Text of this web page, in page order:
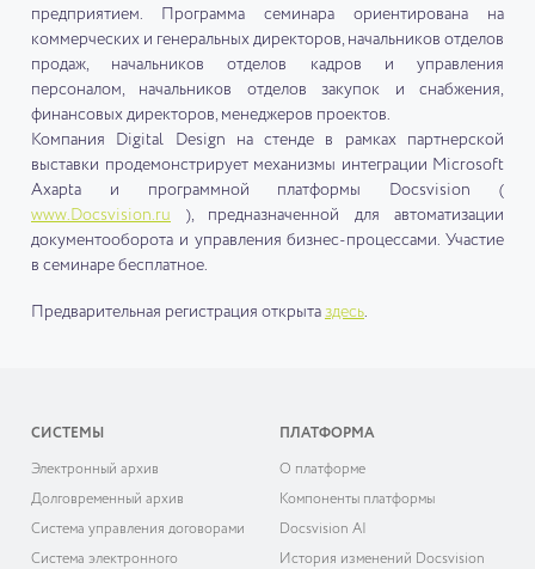
предприятием. Программа семинара ориентирована на
коммерческих и генеральных директоров, начальников отделов
продаж, начальников отделов кадров и управления
персоналом, начальников отделов закупок и снабжения,
финансовых директоров, менеджеров проектов.
Компания Digital Design на стенде в рамках партнерской
выставки продемонстрирует механизмы интеграции Microsoft
Axapta и программной платформы Docsvision (
www.Docsvision.ru ), предназначенной для автоматизации
документооборота и управления бизнес-процессами. Участие
в семинаре бесплатное.
Предварительная регистрация открыта здесь.
СИСТЕМЫ
Электронный архив
Долговременный архив
Система управления договорами
Система электронного
ПЛАТФОРМА
О платформе
Компоненты платформы
Docsvision AI
История изменений Docsvision